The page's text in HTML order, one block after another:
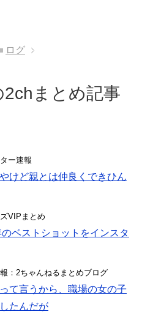
ログ
まとめ記事
ー速報
けど親とは仲良くできひん
VIPまとめ
ベストショットをインスタ
：2ちゃんねるまとめブログ
て言うから、職場の女の子
たんだが